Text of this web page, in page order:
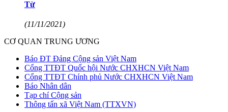
Từ
(11/11/2021)
CƠ QUAN TRUNG ƯƠNG
Báo ĐT Đảng Cộng sản Việt Nam
Cổng TTĐT Quốc hội Nước CHXHCN Việt Nam
Cổng TTĐT Chính phủ Nước CHXHCN Việt Nam
Báo Nhân dân
Tạp chí Cộng sản
Thông tấn xã Việt Nam (TTXVN)